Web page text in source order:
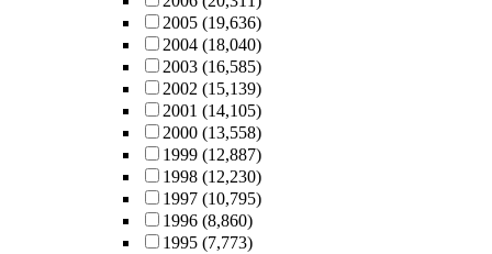
2005 (19,636)
2004 (18,040)
2003 (16,585)
2002 (15,139)
2001 (14,105)
2000 (13,558)
1999 (12,887)
1998 (12,230)
1997 (10,795)
1996 (8,860)
1995 (7,773)